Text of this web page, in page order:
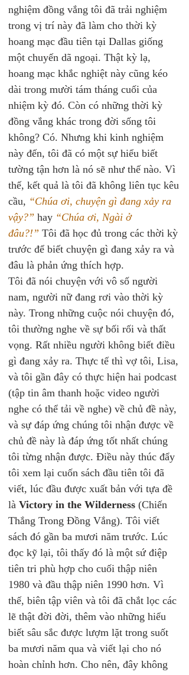
nghiệm đồng vắng tôi đã trải nghiệm
trong vị trí này đã làm cho thời kỳ
hoang mạc đầu tiên tại Dallas giống
một chuyến dã ngoại. Thật kỳ lạ,
hoang mạc khắc nghiệt này cũng kéo
dài trong mười tám tháng cuối của
nhiệm kỳ đó. Còn có những thời kỳ
đồng vắng khác trong đời sống tôi
không? Có. Nhưng khi kinh nghiệm
này đến, tôi đã có một sự hiểu biết
tường tận hơn là nó sẽ như thế nào. Vì
thế, kết quả là tôi đã không liên tục kêu
cầu, “Chúa ơi, chuyện gì đang xảy ra
vậy?” hay “Chúa ơi, Ngài ở
đâu?!” Tôi đã học đủ trong các thời kỳ
trước để biết chuyện gì đang xảy ra và
đâu là phản ứng thích hợp.
Tôi đã nói chuyện với vô số người
nam, người nữ đang rơi vào thời kỳ
này. Trong những cuộc nói chuyện đó,
tôi thường nghe về sự bối rối và thất
vọng. Rất nhiều người không biết điều
gì đang xảy ra. Thực tế thì vợ tôi, Lisa,
và tôi gần đây có thực hiện hai podcast
(tập tin âm thanh hoặc video người
nghe có thể tải về nghe) về chủ đề này,
và sự đáp ứng chúng tôi nhận được về
chủ đề này là đáp ứng tốt nhất chúng
tôi từng nhận được. Điều này thúc đẩy
tôi xem lại cuốn sách đầu tiên tôi đã
viết, lúc đầu được xuất bản với tựa đề
là Victory in the Wilderness (Chiến
Thắng Trong Đồng Vắng). Tôi viết
sách đó gần ba mươi năm trước. Lúc
đọc kỹ lại, tôi thấy đó là một sứ điệp
tiên tri phù hợp cho cuối thập niên
1980 và đầu thập niên 1990 hơn. Vì
thế, biên tập viên và tôi đã chắt lọc các
lẽ thật đời đời, thêm vào những hiểu
biết sâu sắc được lượm lặt trong suốt
ba mươi năm qua và viết lại cho nó
hoàn chỉnh hơn. Cho nên, đây không